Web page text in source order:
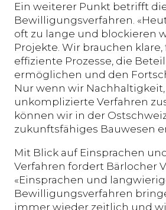
Ein weiterer Punkt betrifft
Bewilligungsverfahren.
oft zu lange und blockieren
Projekte. Wir brauchen klare,
effiziente Prozesse, die
ermöglichen und den
Nur wenn wir
unkomplizierte Verfahren
können wir in der
zukunftsfähiges Bauwesen
Mit Blick auf Einsprachen
Verfahren fordert Bärlocher
«Einsprachen und
Bewilligungsverfahren
immer wieder zeitlich und